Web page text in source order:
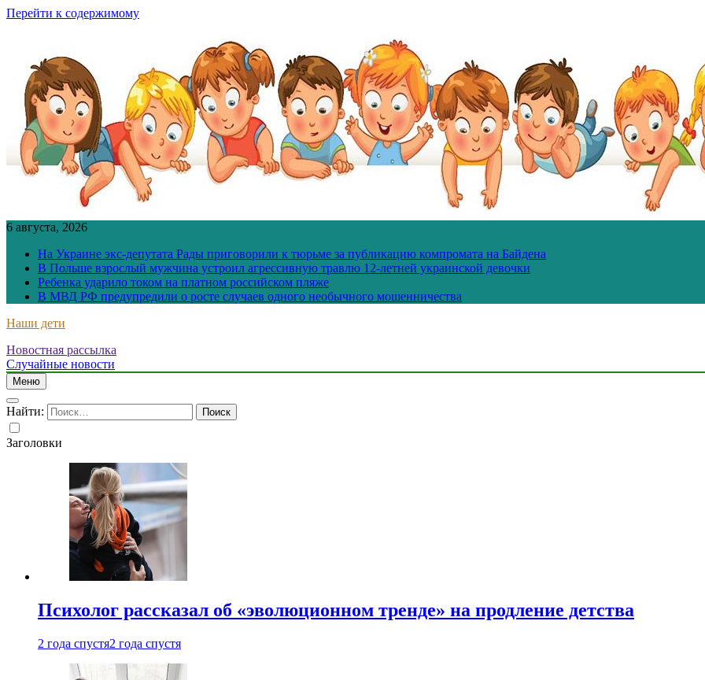
Перейти к содержимому
6 августа, 2026
На Украине экс-депутата Рады приговорили к тюрьме за публикацию компромата на Байдена
В Польше взрослый мужчина устроил агрессивную травлю 12-летней украинской девочки
Ребенка ударило током на платном российском пляже
В МВД РФ предупредили о росте случаев одного необычного мошенничества
Наши дети
Новостная рассылка
Случайные новости
Меню
Найти:
Заголовки
Психолог рассказал об «эволюционном тренде» на продление детства
2 года спустя2 года спустя